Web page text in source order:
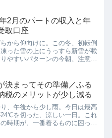
、あったかくして...
2月のパートの収入と年
取口座
から仰向けに。この冬、初転倒
った雪の上にうっすら新雪が載
やすいパターンの今朝、注意深
ちますね。今月の給与明細。基
円残業...
決まってその準備／ふる
税のメリットが少し減る
、午後から少し雨。今日は最高
を切った、涼しい一日。これ
時期が、一番着るものに困った